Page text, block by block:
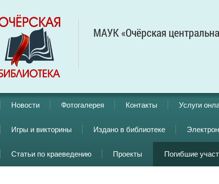
МАУК «Очёрская
Новости Фотогалерея Контакты Услуги
Игры и викторины Издано в библиотеке
Статьи по краеведению Проекты Погибшие